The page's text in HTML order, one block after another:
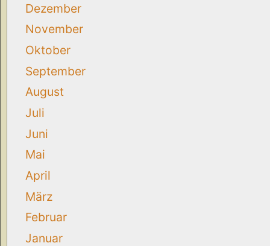
Dezember
November
Oktober
September
August
Juli
Juni
Mai
April
März
Februar
Januar